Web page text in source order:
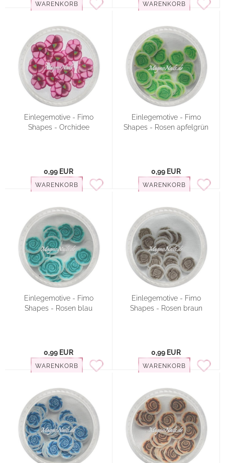
WARENKORB WARENKORB
Einlegemotive - Fimo
Shapes - Orchidee
0,99 EUR
WARENKORB
Einlegemotive - Fimo
Shapes - Rosen apfelgrün
0,99 EUR
WARENKORB
Einlegemotive - Fimo
Shapes - Rosen blau
0,99 EUR
WARENKORB
Einlegemotive - Fimo
Shapes - Rosen braun
0,99 EUR
WARENKORB